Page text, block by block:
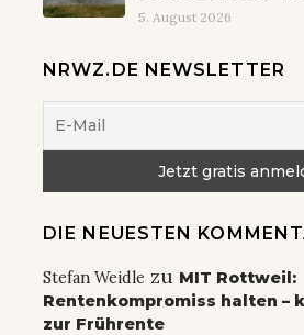
5. August 2026
NRWZ.DE NEWSLETTER
DIE NEUESTEN
Stefan Weidle zu MIT Rottweil:
Rentenkompromiss halten –
zur Frührente